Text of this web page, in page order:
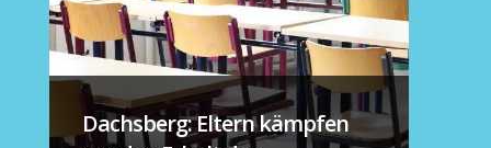
Dachsberg: Eltern kämpfen